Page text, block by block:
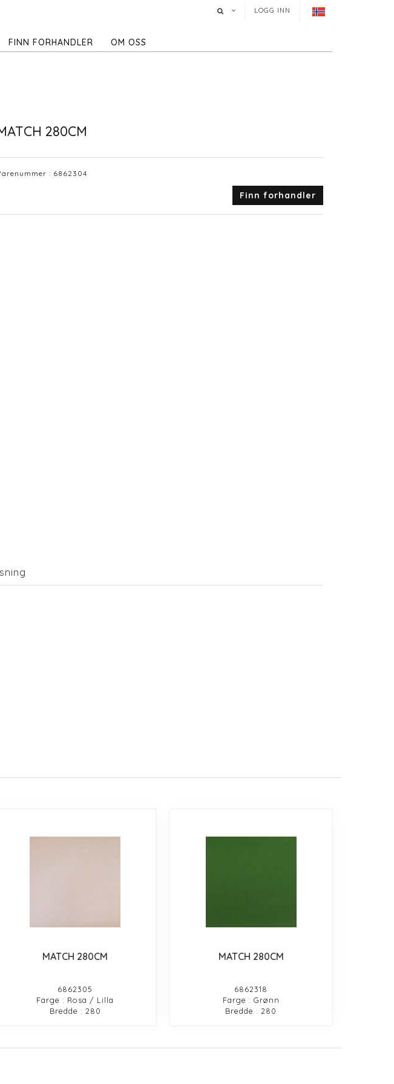
LOGG INN
FINN FORHANDLER OM OSS
280CM
: 6862304
Finn forhandler
MATCH 280CM
6862305
Farge : Rosa / Lilla
Bredde : 280
MATCH 280CM
6862318
Farge : Grønn
Bredde : 280